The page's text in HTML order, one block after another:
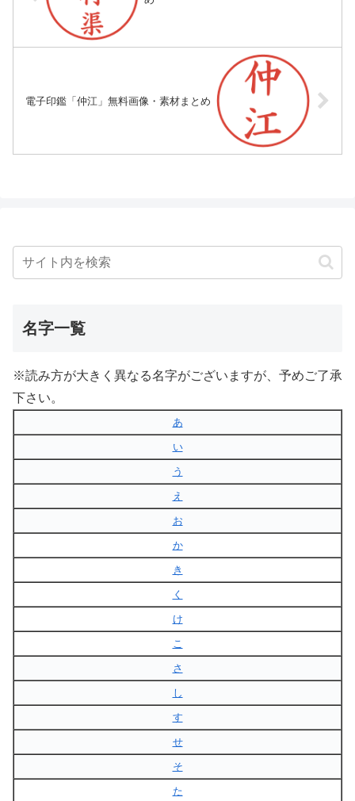
電子印鑑「仲江」無料画像・素材まとめ
名字一覧
※読み方が大きく異なる名字がございますが、予めご了承
下さい。
あ
い
う
え
お
か
き
く
け
こ
さ
し
す
せ
そ
た